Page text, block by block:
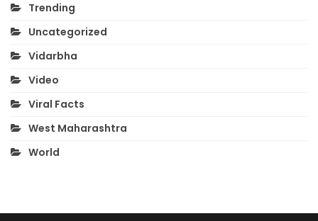
Trending
Uncategorized
Vidarbha
Video
Viral Facts
West Maharashtra
World